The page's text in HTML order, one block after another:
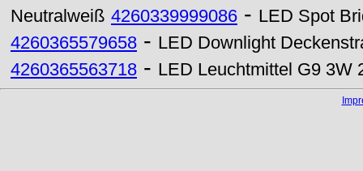
Neutralweiß 4260339999086 - LED Spot
4260365579658 - LED Downlight
4260365563718 - LED Leuchtmittel G9 3W